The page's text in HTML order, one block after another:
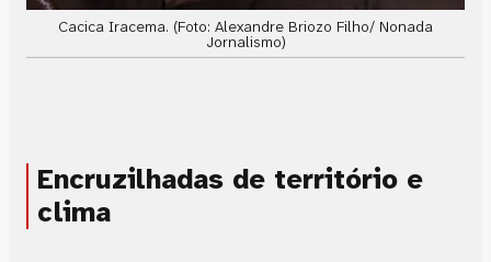
Cacica Iracema. (Foto: Alexandre Briozo Filho/ Nonada
Jornalismo)
Encruzilhadas de território e
clima